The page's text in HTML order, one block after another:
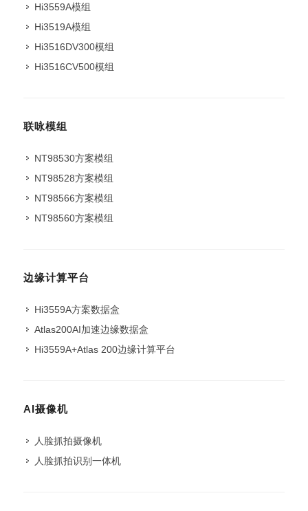
Hi3559A模组
Hi3519A模组
Hi3516DV300模组
Hi3516CV500模组
联咏模组
NT98530方案模组
NT98528方案模组
NT98566方案模组
NT98560方案模组
边缘计算平台
Hi3559A方案数据盒
Atlas200AI加速边缘数据盒
Hi3559A+Atlas 200边缘计算平台
AI摄像机
人脸抓拍摄像机
人脸抓拍识别一体机